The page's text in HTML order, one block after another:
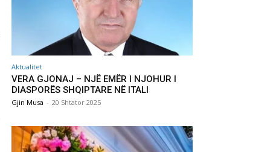
Aktualitet
VERA GJONAJ – NJË EMËR I NJOHUR I
DIASPORËS SHQIPTARE NË ITALI
Gjin Musa - 20 Shtator 2025